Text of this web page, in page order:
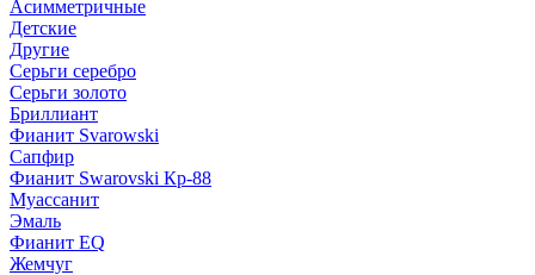
Асимметричные
Детские
Другие
Серьги серебро
Серьги золото
Бриллиант
Фианит Svarowski
Сапфир
Фианит Swarovski Кр-88
Муассанит
Эмаль
Фианит EQ
Жемчуг